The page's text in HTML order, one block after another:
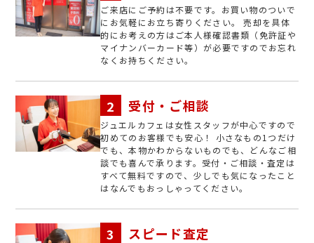
ご来店にご予約は不要です。お買い物のついで
にお気軽にお立ち寄りください。 売却を具体
的にお考えの方はご本人様確認書類（免許証や
マイナンバーカード等）が必要ですのでお忘れ
なくお持ちください。
受付・ご相談
ジュエルカフェは女性スタッフが中心ですので
初めてのお客様でも安心！ 小さなもの1つだけ
でも、本物かわからないものでも、どんなご相
談でも喜んで承ります。受付・ご相談・査定は
すべて無料ですので、少しでも気になったこと
はなんでもおっしゃってください。
スピード査定